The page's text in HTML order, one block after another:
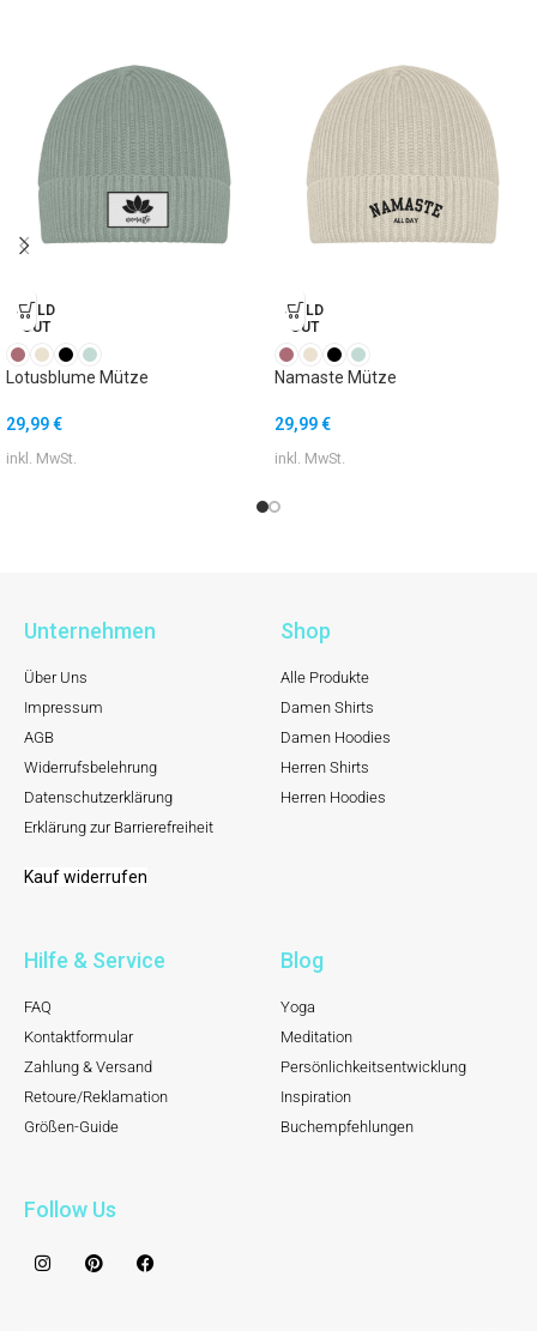
SOLD
OUT
Lotusblume Mütze
29,99€
inkl. MwSt.
SOLD
OUT
Namaste Mütze
29,99€
inkl. MwSt.
Unternehmen
Über Uns
Impressum
AGB
Widerrufsbelehrung
Datenschutzerklärung
Erklärung zur Barrierefreiheit
Kauf widerrufen
Shop
Alle Produkte
Damen Shirts
Damen Hoodies
Herren Shirts
Herren Hoodies
Hilfe & Service
FAQ
Kontaktformular
Zahlung & Versand
Retoure/Reklamation
Größen-Guide
Blog
Yoga
Meditation
Persönlichkeitsentwicklung
Inspiration
Buchempfehlungen
Follow Us